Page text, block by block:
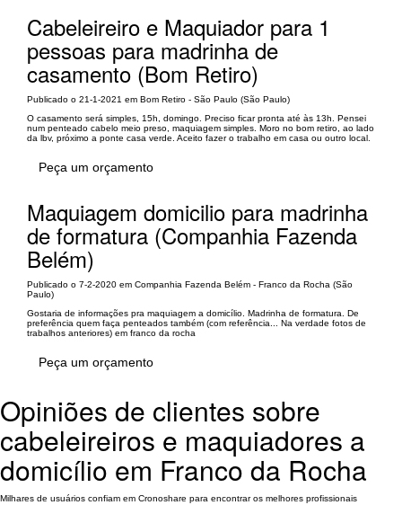
Cabeleireiro e Maquiador para 1
pessoas para madrinha de
casamento (Bom Retiro)
Publicado o 21-1-2021 em Bom Retiro - São Paulo (São Paulo)
O casamento será simples, 15h, domingo. Preciso ficar pronta até às 13h. Pensei
num penteado cabelo meio preso, maquiagem simples. Moro no bom retiro, ao lado
da lbv, próximo a ponte casa verde. Aceito fazer o trabalho em casa ou outro local.
Peça um orçamento
Maquiagem domicilio para madrinha
de formatura (Companhia Fazenda
Belém)
Publicado o 7-2-2020 em Companhia Fazenda Belém - Franco da Rocha (São
Paulo)
Gostaria de informações pra maquiagem a domicílio. Madrinha de formatura. De
preferência quem faça penteados também (com referência... Na verdade fotos de
trabalhos anteriores) em franco da rocha
Peça um orçamento
Opiniões de clientes sobre
cabeleireiros e maquiadores a
domicílio em Franco da Rocha
Milhares de usuários confiam em Cronoshare para encontrar os melhores profissionais